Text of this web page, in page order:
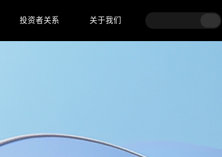
投资者关系 关于我们